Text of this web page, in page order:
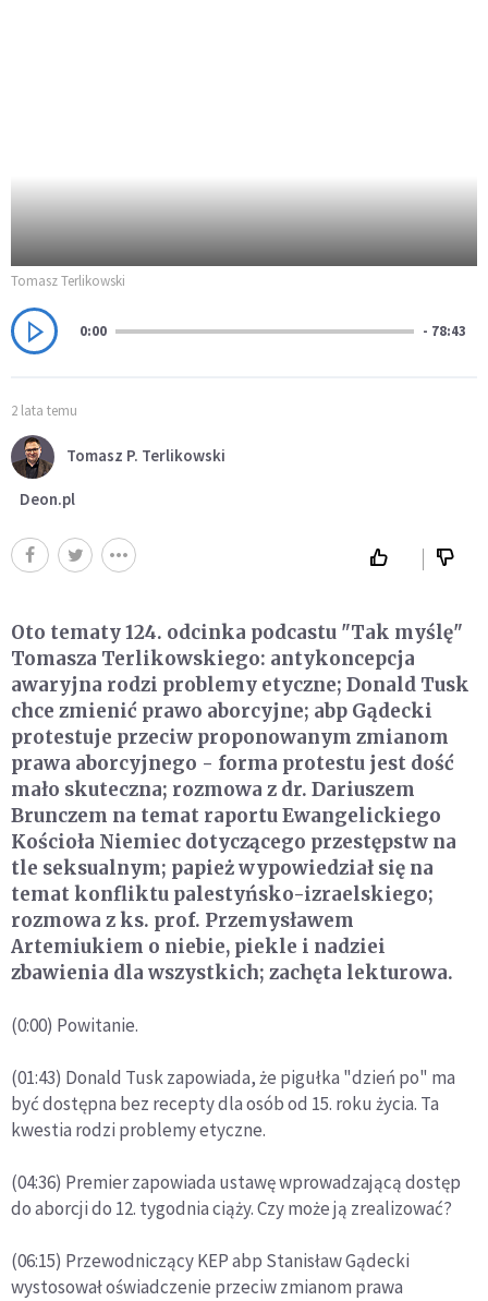
Tomasz Terlikowski
0:00 - 78:43
2 lata temu
Tomasz P. Terlikowski
Deon.pl
Oto tematy 124. odcinka podcastu "Tak myślę"
Tomasza Terlikowskiego: antykoncepcja
awaryjna rodzi problemy etyczne; Donald Tusk
chce zmienić prawo aborcyjne; abp Gądecki
protestuje przeciw proponowanym zmianom
prawa aborcyjnego - forma protestu jest dość
mało skuteczna; rozmowa z dr. Dariuszem
Brunczem na temat raportu Ewangelickiego
Kościoła Niemiec dotyczącego przestępstw na
tle seksualnym; papież wypowiedział się na
temat konfliktu palestyńsko-izraelskiego;
rozmowa z ks. prof. Przemysławem
Artemiukiem o niebie, piekle i nadziei
zbawienia dla wszystkich; zachęta lekturowa.
(0:00) Powitanie.
(01:43) Donald Tusk zapowiada, że pigułka "dzień po" ma
być dostępna bez recepty dla osób od 15. roku życia. Ta
kwestia rodzi problemy etyczne.
(04:36) Premier zapowiada ustawę wprowadzającą dostęp
do aborcji do 12. tygodnia ciąży. Czy może ją zrealizować?
(06:15) Przewodniczący KEP abp Stanisław Gądecki
wystosował oświadczenie przeciw zmianom prawa